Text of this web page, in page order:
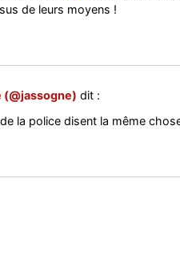
de leurs moyens !
(@jassogne) dit :
la police disent la même